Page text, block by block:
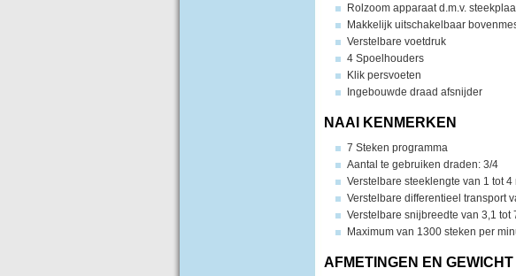
Rolzoom apparaat d.m.v.
Makkelijk uitschakelbaar
Verstelbare voetdruk
4 Spoelhouders
Klik persvoeten
Ingebouwde draad afsnijder
NAAI KENMERKEN
7 Steken programma
Aantal te gebruiken draden: 3/4
Verstelbare steeklengte van 1 tot 4
Verstelbare differentieel transport
Verstelbare snijbreedte van 3,1 tot
Maximum van 1300 steken per
AFMETINGEN EN GEWICHT